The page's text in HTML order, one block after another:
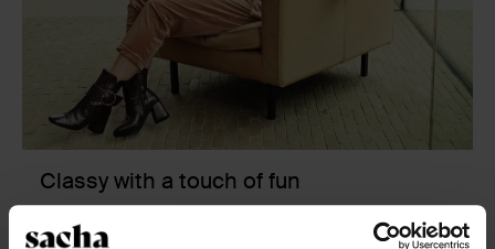
Classy with a touch of fun
Dit najaar is er één trend die je vast niet is ontgaan: